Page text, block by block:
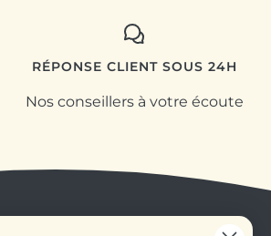
RÉPONSE CLIENT SOUS 24H
Nos conseillers à votre écoute